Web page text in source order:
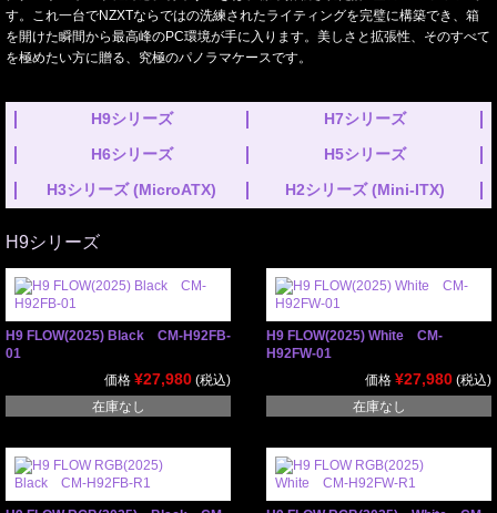
す。これ一台でNZXTならではの洗練されたライティングを完璧に構築でき、箱
を開けた瞬間から最高峰のPC環境が手に入ります。美しさと拡張性、そのすべて
を極めたい方に贈る、究極のパノラマケースです。
H9シリーズ H7シリーズ
H6シリーズ H5シリーズ
H3シリーズ (MicroATX) H2シリーズ (Mini-ITX)
H9シリーズ
H9 FLOW(2025) Black CM-H92FB-
01
価格 ¥27,980 (税込)
在庫なし
H9 FLOW(2025) White CM-
H92FW-01
価格 ¥27,980 (税込)
在庫なし